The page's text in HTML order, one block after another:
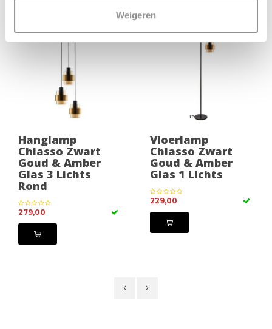
Weigeren
Hanglamp
Chiasso Zwart
Goud & Amber
Glas 3 Lichts
Rond
279,00
Vloerlamp
Chiasso Zwart
Goud & Amber
Glas 1 Lichts
229,00